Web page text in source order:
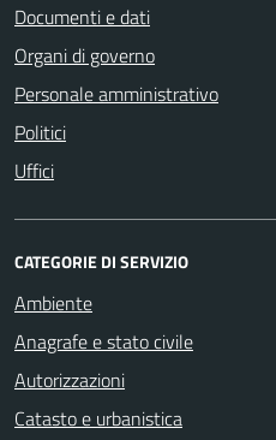
Documenti e dati
Organi di governo
Personale amministrativo
Politici
Uffici
CATEGORIE DI SERVIZIO
Ambiente
Anagrafe e stato civile
Autorizzazioni
Catasto e urbanistica